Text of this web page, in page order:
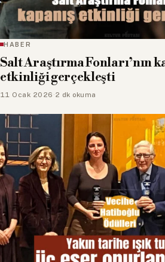
HABER
Salt Araştırma Fonları’nın
etkinliği gerçekleşti
11 Ocak 2026 ·2 dk okuma